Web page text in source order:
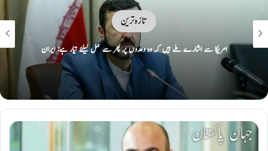
تازہ ترین
امریکا سے اشارے ملے ہیں کہ وہ وعدوں پر پھر سے عمل کیلئے تیار ہے: ایران